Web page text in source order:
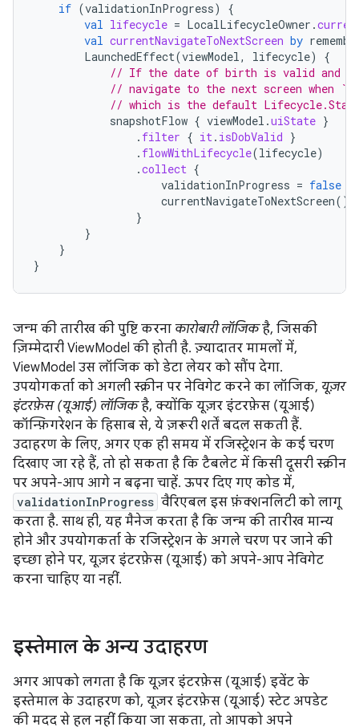
if (validationInProgress)
{
val lifecycle = LocalLifecycleOwner .
val currentNavigateToNextScreen by
LaunchedEffect(viewModel, lifecycle)
{
// If the date of birth is valid and
// navigate to the next screen when
// which is the default
snapshotFlow { viewModel .uiState }
. filter { it. isDobValid }
. flowWithLifecycle(lifecycle)
.collect {
validationInProgress = false
currentNavigateToNextScreen()
}
}
}
}
जन्म की तारीख की पुष्टि करना कारोबारी लॉजिकहै, जिसकी
ज़िम्मेदारी ViewModel की होती है. ज़्यादातर मामलों में,
ViewModel उस लॉजिक को डेटा लेयर को सौंप देगा.
उपयोगकर्ता को अगली स्क्रीन पर नेविगेट करने का लॉजिक, यूज़र
इंटरफ़ेस (यूआई) लॉजिकहै, क्योंकि यूज़र इंटरफ़ेस (यूआई)
कॉन्फ़िगरेशन के हिसाब से, ये ज़रूरी शर्तें बदल सकती हैं.
उदाहरण के लिए, अगर एक ही समय में रजिस्ट्रेशन के कई चरण
दिखाए जा रहे हैं, तो हो सकता है कि टैबलेट में किसी दूसरी स्क्रीन
पर अपने-आप आगे न बढ़ना चाहें. ऊपर दिए गए कोड में,
validationInProgress वैरिएबल इस फ़ंक्शनलिटी को लागू
करता है. साथ ही, यह मैनेज करता है कि जन्म की तारीख मान्य
होने और उपयोगकर्ता के रजिस्ट्रेशन के अगले चरण पर जाने की
इच्छा होने पर, यूज़र इंटरफ़ेस (यूआई) को अपने-आप नेविगेट
करना चाहिए या नहीं.
इस्तेमाल के अन्य उदाहरण
अगर आपको लगता है कि यूज़र इंटरफ़ेस (यूआई) इवेंट के
इस्तेमाल के उदाहरण को, यूज़र इंटरफ़ेस (यूआई) स्टेट अपडेट
की मदद से हल नहीं किया जा सकता, तो आपको अपने